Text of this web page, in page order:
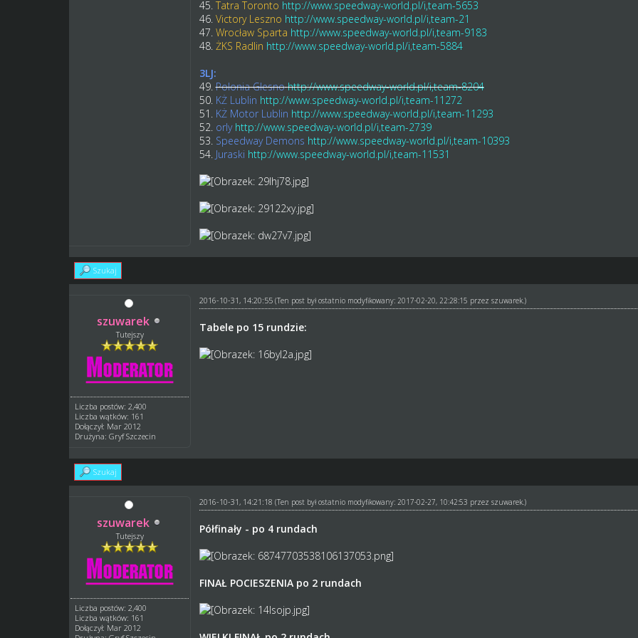
45. Tatra Toronto http://www.speedway-world.pl/i,team-5653
46. Victory Leszno http://www.speedway-world.pl/i,team-21
47. Wrocław Sparta http://www.speedway-world.pl/i,team-9183
48. ŻKS Radlin http://www.speedway-world.pl/i,team-5884
3LJ:
49.Polonia Glesno http://www.speedway-world.pl/i,team-8204
50. KŻ Lublin http://www.speedway-world.pl/i,team-11272
51. KŻ Motor Lublin http://www.speedway-world.pl/i,team-11293
52. orly http://www.speedway-world.pl/i,team-2739
53. Speedway Demons http://www.speedway-world.pl/i,team-10393
54. Juraski http://www.speedway-world.pl/i,team-11531
Szukaj
szuwarek
Tutejszy
Liczba postów: 2,400
Liczba wątków: 161
Dołączył: Mar 2012
Drużyna: Gryf Szczecin
2016-10-31, 14:20:55 (Ten post był ostatnio modyfikowany: 2017-02-20, 22:28:15 przez szuwarek.)
Tabele po 15 rundzie:
Szukaj
szuwarek
Tutejszy
Liczba postów: 2,400
Liczba wątków: 161
Dołączył: Mar 2012
2016-10-31, 14:21:18 (Ten post był ostatnio modyfikowany: 2017-02-27, 10:42:53 przez szuwarek.)
Półfinały - po 4 rundach
FINAŁ POCIESZENIA po 2 rundach